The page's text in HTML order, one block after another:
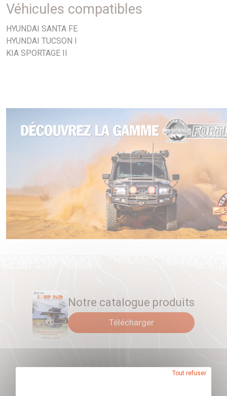
PHOTO NON CONTRACTUELLE
Véhicules compatibles
HYUNDAI SANTA FE
HYUNDAI TUCSON I
KIA SPORTAGE II
Notre catalogue produits
Télécharger
Tout refuser